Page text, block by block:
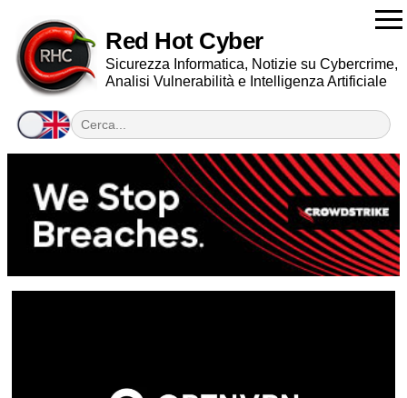
Red Hot Cyber
Sicurezza Informatica, Notizie su Cybercrime,
Analisi Vulnerabilità e Intelligenza Artificiale